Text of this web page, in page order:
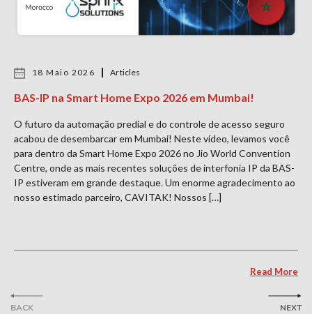
BACK
18 Maio 2026 Articles
BAS-IP na Smart Home Expo 2026 em Mumbai!
O futuro da automação predial e do controle de acesso seguro
acabou de desembarcar em Mumbai! Neste vídeo, levamos você
para dentro da Smart Home Expo 2026 no Jio World Convention
Centre, onde as mais recentes soluções de interfonia IP da BAS-
IP estiveram em grande destaque. Um enorme agradecimento ao
nosso estimado parceiro, CAVITAK! Nossos […]
Read More
NEXT